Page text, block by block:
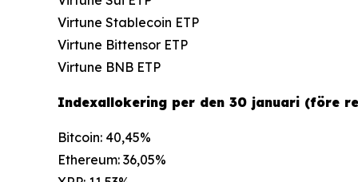
Virtune Stablecoin ETP
Virtune Bittensor ETP
Virtune BNB ETP
Indexallokering per den 30 januari (före
Bitcoin: 40,45%
Ethereum: 36,05%